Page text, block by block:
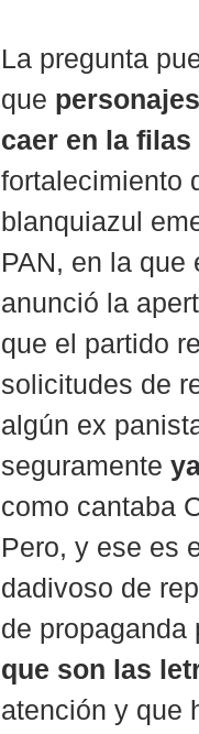
La pregunta
que
caer en la filas
fortalecimiento
blanquiazul
PAN, en la que
anunció la
que el partido
solicitudes de
algún ex
seguramente
como cantaba
Pero, y ese es
dadivoso de
de propaganda
que son las
atención y que